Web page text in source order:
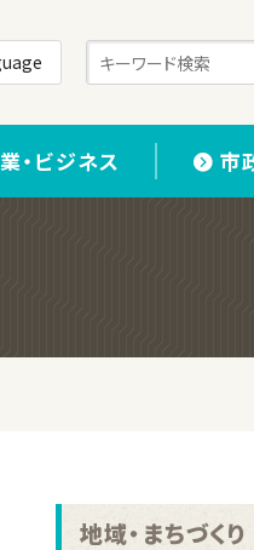
・ビジネス 市
地域・まちづくり